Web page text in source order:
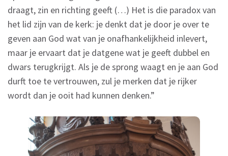
draagt, zin en richting geeft (…) Het is die paradox van
het lid zijn van de kerk: je denkt dat je door je over te
geven aan God wat van je onafhankelijkheid inlevert,
maar je ervaart dat je datgene wat je geeft dubbel en
dwars terugkrijgt. Als je de sprong waagt en je aan God
durft toe te vertrouwen, zul je merken dat je rijker
wordt dan je ooit had kunnen denken.”